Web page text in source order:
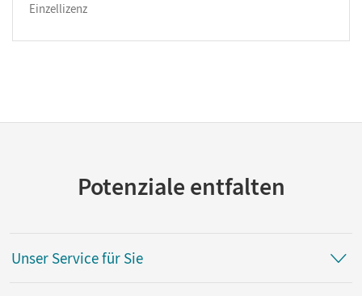
Einzellizenz
Potenziale entfalten
Unser Service für Sie